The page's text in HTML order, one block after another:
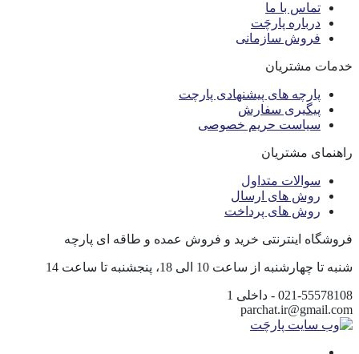
تماس با ما
درباره پارچَت
فروش سازمانی
خدمات مشتریان
پارچه های پیشنهادی پارچت
پیگیری سفارش
سیاست حریم خصوصی
راهنمای مشتریان
سوالات متداول
روش های ارسال
روش های پرداخت
فروشگاه اینترنتی خرید و فروش عمده و طاقه ای پارچه
شنبه تا چهارشنبه از ساعت 10 الی 18، پنجشنبه تا ساعت 14
021-55578108 - داخلی 1
parchat.ir@gmail.com